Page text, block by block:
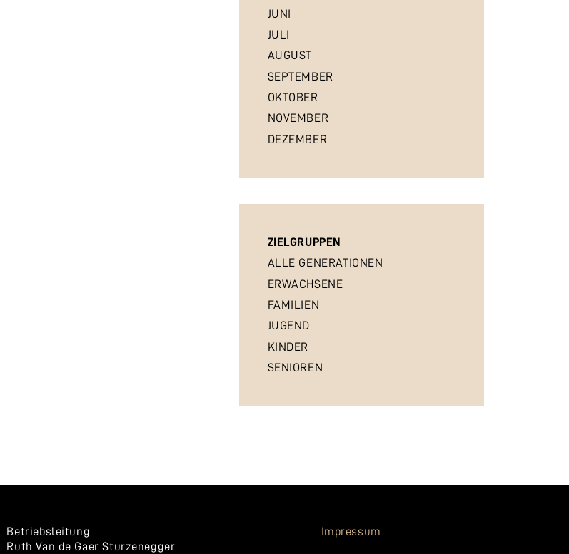
JUNI
JULI
AUGUST
SEPTEMBER
OKTOBER
NOVEMBER
DEZEMBER
ZIELGRUPPEN
ALLE GENERATIONEN
ERWACHSENE
FAMILIEN
JUGEND
KINDER
SENIOREN
Betriebsleitung
Ruth Van de Gaer Sturzenegger
Impressum